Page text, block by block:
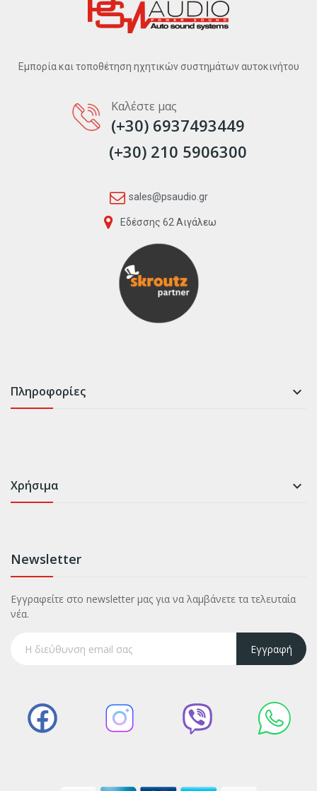
Εμπορία και τοποθέτηση ηχητικών συστημάτων αυτοκινήτου
Καλέστε μας
(+30) 6937493449
(+30) 210 5906300
sales@psaudio.gr
Εδέσσης 62 Αιγάλεω
Πληροφορίες 
Χρήσιμα 
Newsletter
Εγγραφείτε στο newsletter μας για να λαμβάνετε τα τελευταία
νέα.
Εγγραφή